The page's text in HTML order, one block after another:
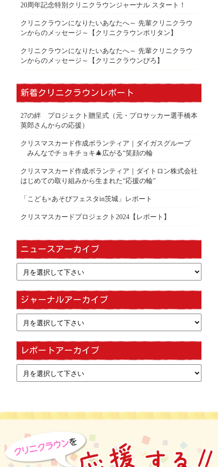
20周年記念特別クリニクラウンジャーナル スタート！
クリニクラウンになりたいあなたへ～ 先輩クリニクラウ
ンからのメッセージ～【クリニクラウンポリタン】
クリニクラウンになりたいあなたへ～ 先輩クリニクラウ
ンからのメッセージ～【クリニクラウンぴろ】
新着クリニクラウンレポート
27の絆 プロジェクト贈呈式（元・プロサッカー選手橋本
英郎さんからの応援）
クリスマスカード作成ボランティア｜ダイガスグループ
みんなでチョキチョキ🎄広がる“笑顔の輪
クリスマスカード作成ボランティア｜ダイトロン株式会社
はじめての取り組みから生まれた“応援の輪”
「こども×あそびフェスタin茨城」レポート
クリスマスカードプロジェクト2024【レポート】
ニュースアーカイブ
ジャーナルアーカイブ
レポートアーカイブ